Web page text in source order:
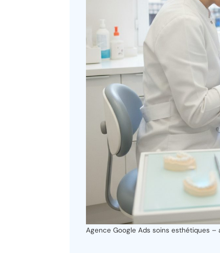
Agence Google Ads soins esthétiques